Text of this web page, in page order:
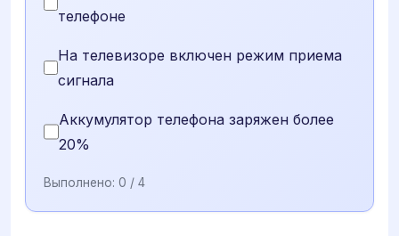
телефоне
На телевизоре включен режим приема
сигнала
Аккумулятор телефона заряжен более
20%
Выполнено: 0 / 4